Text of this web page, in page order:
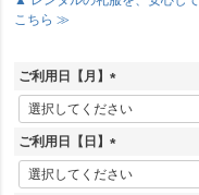
こちら ≫
ご利用日【月】
(
必
須
)
ご利用日【日】
(
必